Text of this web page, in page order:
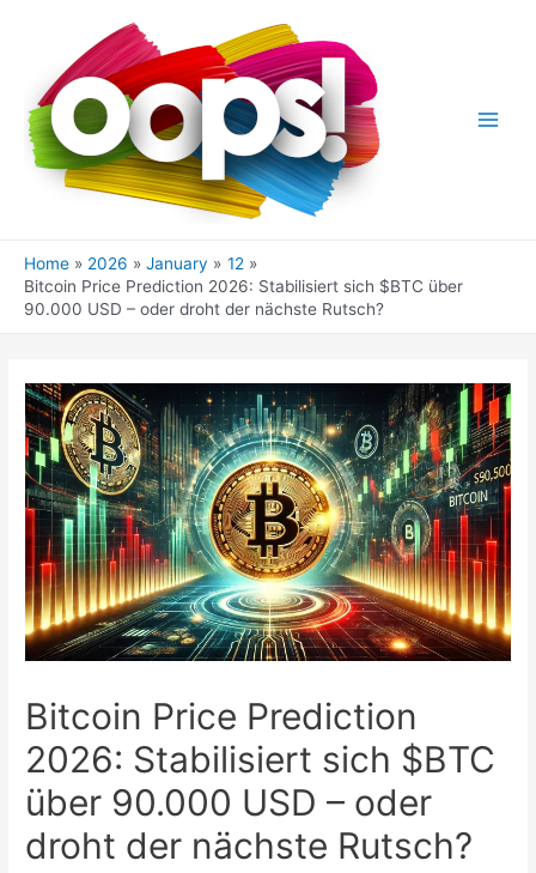
Home 2026 January
12
Bitcoin Price Prediction 2026: Stabilisiert sich $BTC über
90.000 USD – oder droht der nächste Rutsch?
Bitcoin Price Prediction
2026: Stabilisiert sich $BTC
über 90.000 USD – oder
droht der nächste Rutsch?